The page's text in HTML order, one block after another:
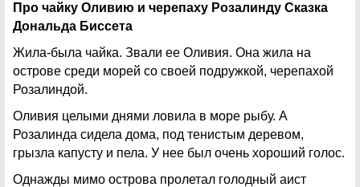
Про чайку Оливию и черепаху Розалинду Сказка
Дональда Биссета
Жила-была чайка. Звали ее Оливия. Она жила на
острове среди морей со своей подружкой, черепахой
Розалиндой.
Оливия целыми днями ловила в море рыбу. А
Розалинда сидела дома, под тенистым деревом,
грызла капусту и пела. У нее был очень хороший голос.
Однажды мимо острова пролетал голодный аист